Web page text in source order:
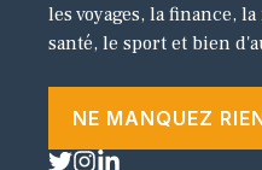
les voyages, la finance,
santé, le sport et bien
NE MANQUEZ